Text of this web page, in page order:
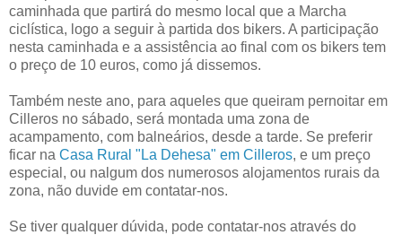
caminhada que partirá do mesmo local que a Marcha
ciclística, logo a seguir à partida dos bikers. A participação
nesta caminhada e a assistência ao final com os bikers tem
o preço de 10 euros, como já dissemos.
Também neste ano, para aqueles que queiram pernoitar em
Cilleros no sábado, será montada uma zona de
acampamento, com balneários, desde a tarde. Se preferir
ficar na Casa Rural "La Dehesa" em Cilleros, e um preço
especial, ou nalgum dos numerosos alojamentos rurais da
zona, não duvide em contatar-nos.
Se tiver qualquer dúvida, pode contatar-nos através do